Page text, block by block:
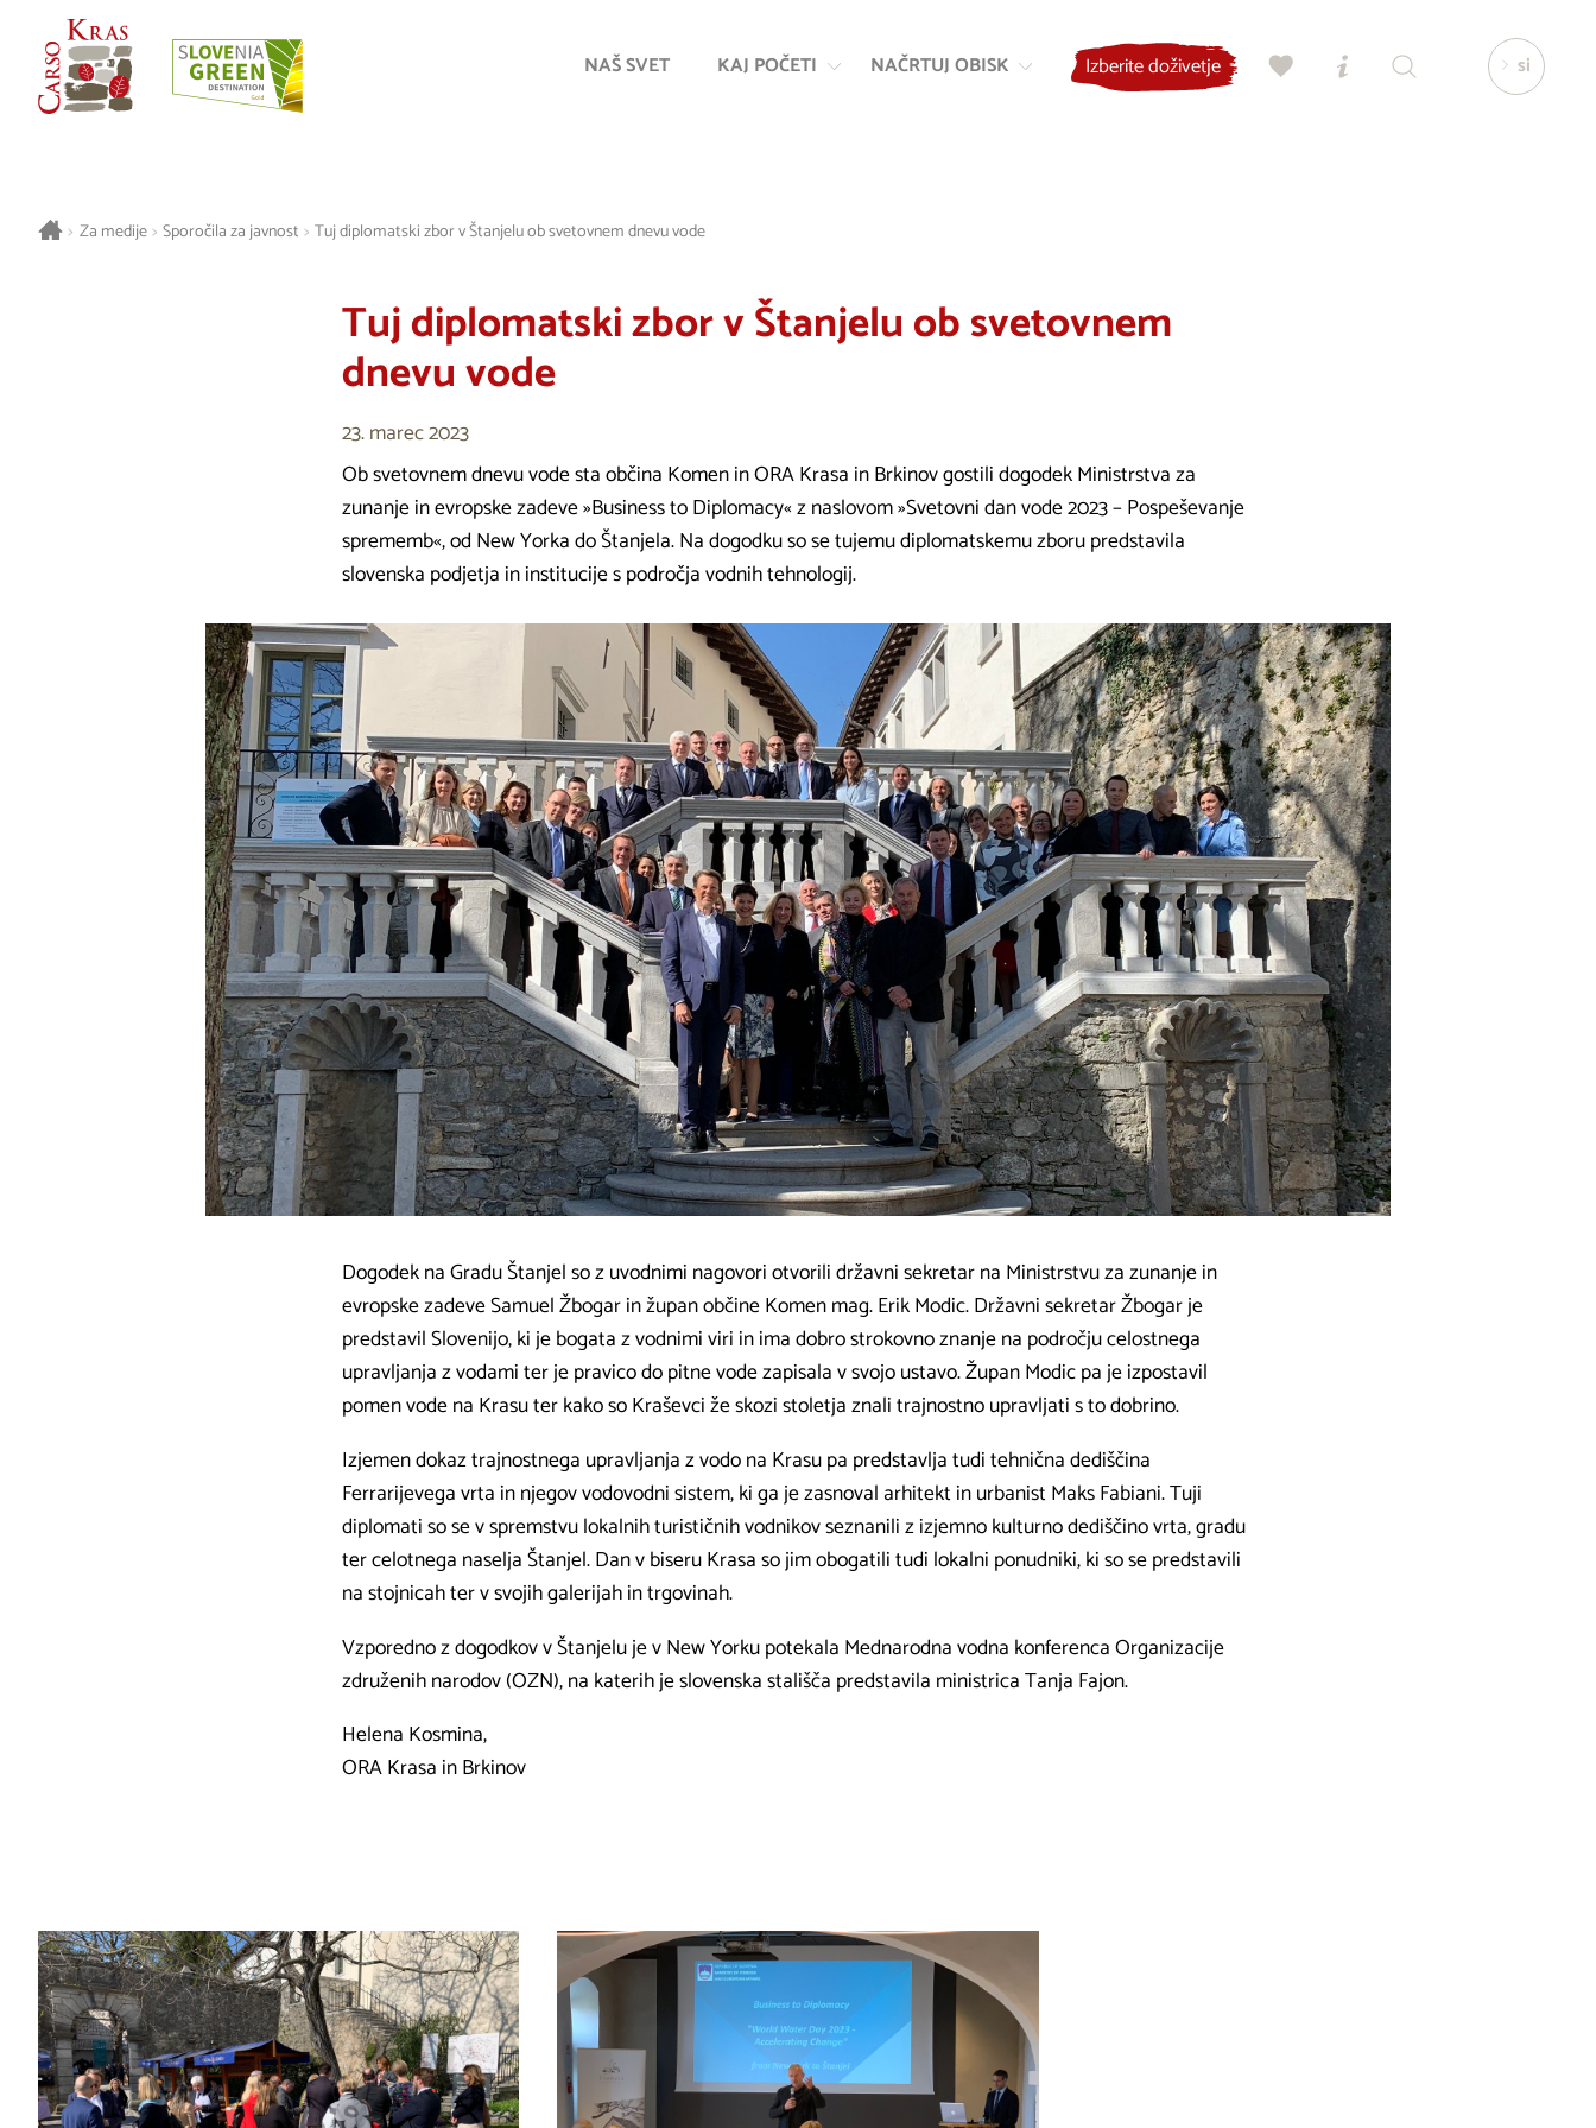
vsebino
NAŠ SVET KAJ POČETI NAČRTUJ OBISK Izberite doživetje si
> Za medije > Sporočila za javnost > Tuj diplomatski zbor v Štanjelu ob svetovnem dnevu vode
Tuj diplomatski zbor v Štanjelu ob svetovnem
dnevu vode
23. marec 2023
Ob svetovnem dnevu vode sta občina Komen in ORA Krasa in Brkinov gostili dogodek Ministrstva za
zunanje in evropske zadeve »Business to Diplomacy« z naslovom »Svetovni dan vode 2023 – Pospeševanje
sprememb«, od New Yorka do Štanjela. Na dogodku so se tujemu diplomatskemu zboru predstavila
slovenska podjetja in institucije s področja vodnih tehnologij.
Dogodek na Gradu Štanjel so z uvodnimi nagovori otvorili državni sekretar na Ministrstvu za zunanje in
evropske zadeve Samuel Žbogar in župan občine Komen mag. Erik Modic. Državni sekretar Žbogar je
predstavil Slovenijo, ki je bogata z vodnimi viri in ima dobro strokovno znanje na področju celostnega
upravljanja z vodami ter je pravico do pitne vode zapisala v svojo ustavo. Župan Modic pa je izpostavil
pomen vode na Krasu ter kako so Kraševci že skozi stoletja znali trajnostno upravljati s to dobrino.
Izjemen dokaz trajnostnega upravljanja z vodo na Krasu pa predstavlja tudi tehnična dediščina
Ferrarijevega vrta in njegov vodovodni sistem, ki ga je zasnoval arhitekt in urbanist Maks Fabiani. Tuji
diplomati so se v spremstvu lokalnih turističnih vodnikov seznanili z izjemno kulturno dediščino vrta, gradu
ter celotnega naselja Štanjel. Dan v biseru Krasa so jim obogatili tudi lokalni ponudniki, ki so se predstavili
na stojnicah ter v svojih galerijah in trgovinah.
Vzporedno z dogodkov v Štanjelu je v New Yorku potekala Mednarodna vodna konferenca Organizacije
združenih narodov (OZN), na katerih je slovenska stališča predstavila ministrica Tanja Fajon.
Helena Kosmina,
ORA Krasa in Brkinov